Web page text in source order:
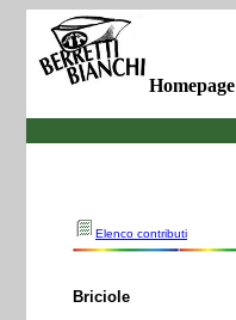
Homepage
Elenco contributi
Briciole